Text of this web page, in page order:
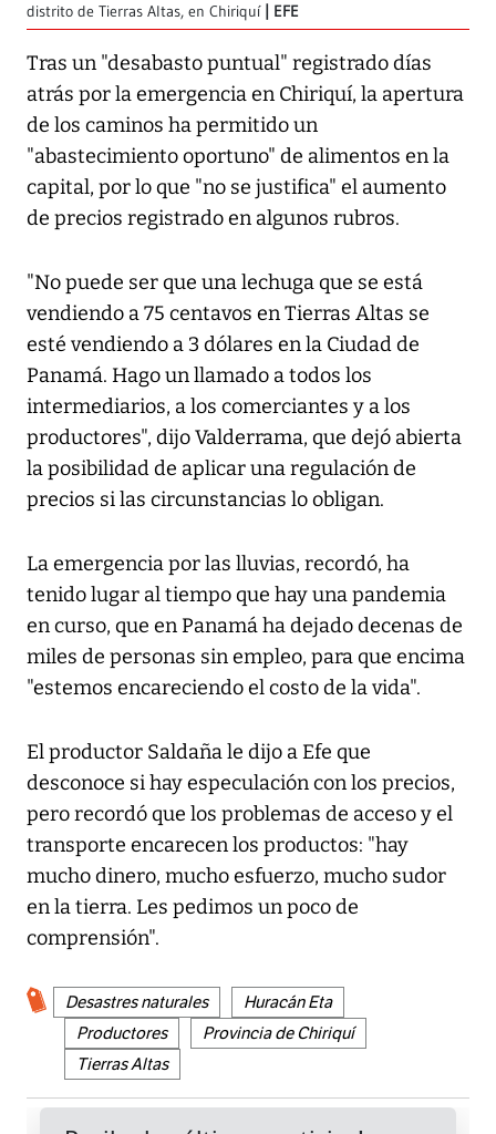
distrito de Tierras Altas, en Chiriquí
EFE
Tras un "desabasto puntual" registrado días
atrás por la emergencia en Chiriquí, la apertura
de los caminos ha permitido un
"abastecimiento oportuno" de alimentos en la
capital, por lo que "no se justifica" el aumento
de precios registrado en algunos rubros.
"No puede ser que una lechuga que se está
vendiendo a 75 centavos en Tierras Altas se
esté vendiendo a 3 dólares en la Ciudad de
Panamá. Hago un llamado a todos los
intermediarios, a los comerciantes y a los
productores", dijo Valderrama, que dejó abierta
la posibilidad de aplicar una regulación de
precios si las circunstancias lo obligan.
La emergencia por las lluvias, recordó, ha
tenido lugar al tiempo que hay una pandemia
en curso, que en Panamá ha dejado decenas de
miles de personas sin empleo, para que encima
"estemos encareciendo el costo de la vida".
El productor Saldaña le dijo a Efe que
desconoce si hay especulación con los precios,
pero recordó que los problemas de acceso y el
transporte encarecen los productos: "hay
mucho dinero, mucho esfuerzo, mucho sudor
en la tierra. Les pedimos un poco de
comprensión".
Desastres naturales
Huracán Eta
Productores
Provincia de Chiriquí
Tierras Altas